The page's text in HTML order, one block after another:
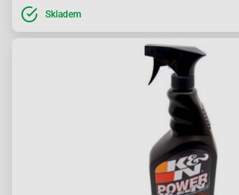
Skladem